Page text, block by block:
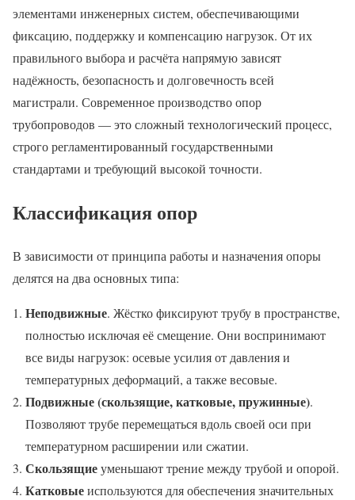
элементами инженерных систем, обеспечивающими
фиксацию, поддержку и компенсацию нагрузок. От их
правильного выбора и расчёта напрямую зависят
надёжность, безопасность и долговечность всей
магистрали. Современное производство опор
трубопроводов — это сложный технологический процесс,
строго регламентированный государственными
стандартами и требующий высокой точности.
Классификация опор
В зависимости от принципа работы и назначения опоры
делятся на два основных типа:
Неподвижные. Жёстко фиксируют трубу в пространстве,
полностью исключая её смещение. Они воспринимают
все виды нагрузок: осевые усилия от давления и
температурных деформаций, а также весовые.
Подвижные (скользящие, катковые, пружинные).
Позволяют трубе перемещаться вдоль своей оси при
температурном расширении или сжатии.
Скользящиеуменьшают трение между трубой и опорой.
Катковыеиспользуются для обеспечения значительных